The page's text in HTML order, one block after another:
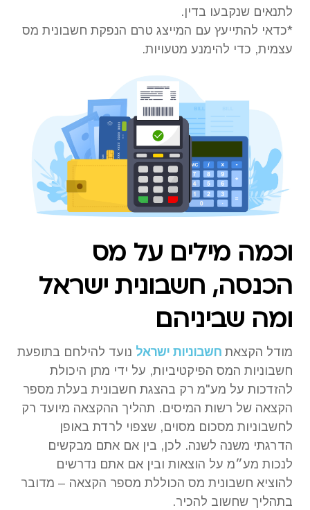
לתנאים שנקבעו בדין.
*כדאי להתייעץ עם המייצג טרם הנפקת חשבונית מס
עצמית, כדי להימנע מטעויות.
וכמה מילים על מס
הכנסה, חשבונית ישראל
ומה שביניהם
מודל הקצאת חשבוניות ישראל נועד להילחם בתופעת
חשבוניות המס הפיקטיביות, על ידי מתן היכולת
להזדכות על מע"מ רק בהצגת חשבונית בעלת מספר
הקצאה של רשות המיסים. תהליך ההקצאה מיועד רק
לחשבוניות מסכום מסוים, שצפוי לרדת באופן
הדרגתי משנה לשנה. לכן, בין אם אתם מבקשים
לנכות מע״מ על הוצאות ובין אם אתם נדרשים
להוציא חשבונית מס הכוללת מספר הקצאה – מדובר
בתהליך שחשוב להכיר.